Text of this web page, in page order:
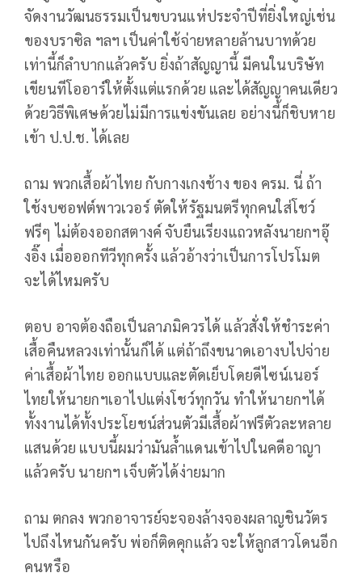
จัดงานวัฒนธรรมเป็นขบวนแห่ประจำปีที่ยิ่งใหญ่เช่น
ของบราซิล ฯลฯ เป็นค่าใช้จ่ายหลายล้านบาทด้วย
เท่านี้ก็ลำบากแล้วครับ ยิ่งถ้าสัญญานี้ มีคนในบริษัท
เขียนทีโออาร์ให้ตั้งแต่แรกด้วย และได้สัญญาคนเดียว
ด้วยวิธีพิเศษด้วยไม่มีการแข่งขันเลย อย่างนี้ก็ชิบหาย
เข้า ป.ป.ช. ได้เลย
ถาม พวกเสื้อผ้าไทย กับกางเกงช้าง ของ ครม. นี่ ถ้า
ใช้งบซอฟต์พาวเวอร์ ตัดให้รัฐมนตรีทุกคนใส่โชว์
ฟรีๆ ไม่ต้องออกสตางค์ จับยืนเรียงแถวหลังนายกฯอุ๊
งอิ๊ง เมื่อออกทีวีทุกครั้ง แล้วอ้างว่าเป็นการโปรโมต
จะได้ไหมครับ
ตอบ อาจต้องถือเป็นลาภมิควรได้ แล้วสั่งให้ชำระค่า
เสื้อคืนหลวงเท่านั้นก็ได้ แต่ถ้าถึงขนาดเอางบไปจ่าย
ค่าเสื้อผ้าไทย ออกแบบและตัดเย็บโดยดีไซน์เนอร์
ไทยให้นายกฯเอาไปแต่งโชว์ทุกวัน ทำให้นายกฯได้
ทั้งงานได้ทั้งประโยชน์ส่วนตัวมีเสื้อผ้าฟรีตัวละหลาย
แสนด้วย แบบนี้ผมว่ามันล้ำแดนเข้าไปในคดีอาญา
แล้วครับ นายกฯ เจ็บตัวได้ง่ายมาก
ถาม ตกลง พวกอาจารย์จะจองล้างจองผลาญชินวัตร
ไปถึงไหนกันครับ พ่อก็ติดคุกแล้ว จะให้ลูกสาวโดนอีก
คนหรือ